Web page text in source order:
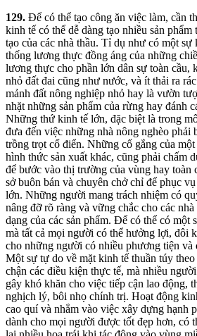
129. Để có thể tạo công ăn việc làm, cần
kinh tế có thể dễ dàng tạo nhiều sản phẩm
tạo của các nhà thầu. Tỉ dụ như có một sự
thống lương thực đồng áng của những
lương thực cho phần lớn dân sự toàn cầu,
nhỏ đất đai cũng như nước, và ít thải ra
mảnh đất nông nghiệp nhỏ hay là vườn
nhặt những sản phẩm của rừng hay đánh
Những thứ kinh tế lớn, đặc biệt là trong
đưa đến việc những nhà nông nghèo phải
trồng trọt cổ điển. Những cố gắng của
hình thức sản xuất khác, cũng phải chấm
để bước vào thị trường của vùng hay toàn
sở buôn bán và chuyên chở chỉ để phục
lớn. Những người mang trách nhiệm có
nâng đỡ rõ ràng và vững chắc cho các
dạng của các sản phẩm. Để có thể có một
mà tất cả mọi người có thể hưởng lợi, đôi
cho những người có nhiều phương tiện và
Một sự tự do về mặt kinh tế thuần túy
chận các điều kiện thực tế, mà nhiều
gây khó khăn cho việc tiếp cận lao động,
nghịch lý, bôi nhọ chính trị. Hoạt động
cao quí và nhắm vào việc xây dựng hạnh
dành cho mọi người được tốt đẹp hơn, có